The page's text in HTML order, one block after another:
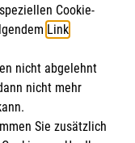
entstehenden
und
im Hospizraum
eGCookie-
Link.
nicht abgelehnt
nicht mehr
Sie zusätzlich